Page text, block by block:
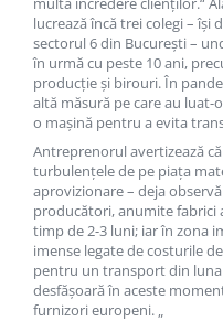
Solutii geamuri
Solutii universale
Gradina
Accesorii pentru gradina
Aparate pentru stropit
Articole antidaunatori
Aspersoare
Furtunuri gradinarit
Ghivece si suporturi
lucrează încă trei colegi – îşi
sectorul 6 din Bucureşti –
în urmă cu peste 10 ani,
producţie şi birouri. În
altă măsură pe care au luat-
o maşină pentru a evita
Antreprenorul avertizează
turbulenţele de pe piaţa
aprovizionare – deja
producători, anumite fabrici
timp de 2-3 luni; iar în zona
imense legate de costurile
pentru un transport din
desfăşoară în aceste
furnizori europeni. „